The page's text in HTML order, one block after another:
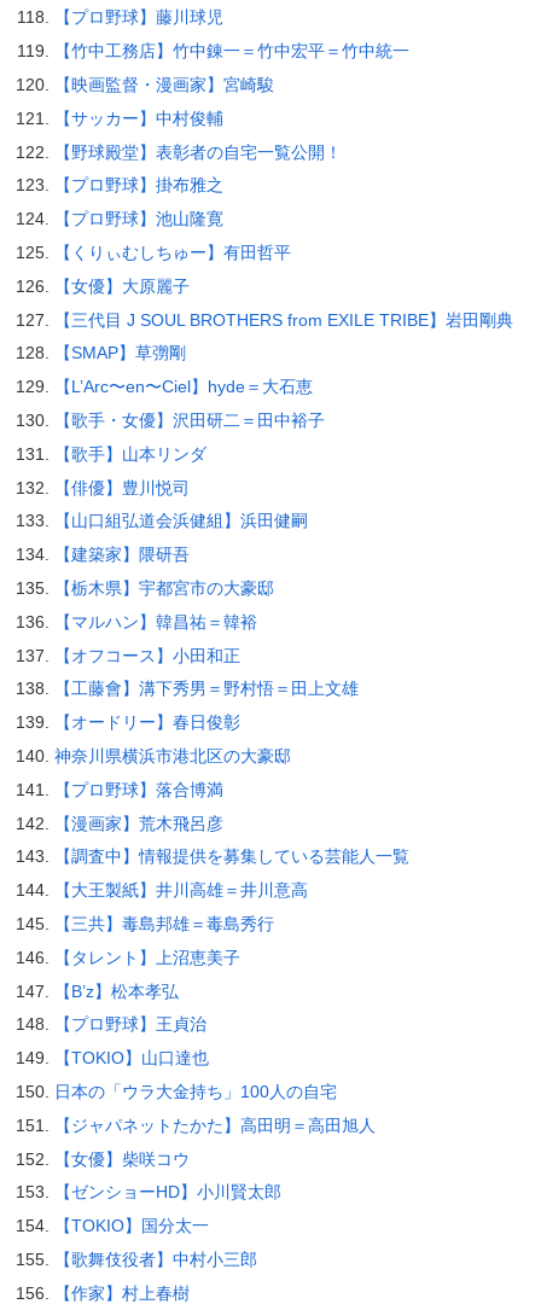
【プロ野球】藤川球児
【竹中工務店】竹中錬一＝竹中宏平＝竹中統一
【映画監督・漫画家】宮崎駿
【サッカー】中村俊輔
【野球殿堂】表彰者の自宅一覧公開！
【プロ野球】掛布雅之
【プロ野球】池山隆寛
【くりぃむしちゅー】有田哲平
【女優】大原麗子
【三代目 J SOUL BROTHERS from EXILE TRIBE】岩田剛典
【SMAP】草彅剛
【L’Arc〜en〜Ciel】hyde＝大石恵
【歌手・女優】沢田研二＝田中裕子
【歌手】山本リンダ
【俳優】豊川悦司
【山口組弘道会浜健組】浜田健嗣
【建築家】隈研吾
【栃木県】宇都宮市の大豪邸
【マルハン】韓昌祐＝韓裕
【オフコース】小田和正
【工藤會】溝下秀男＝野村悟＝田上文雄
【オードリー】春日俊彰
神奈川県横浜市港北区の大豪邸
【プロ野球】落合博満
【漫画家】荒木飛呂彦
【調査中】情報提供を募集している芸能人一覧
【大王製紙】井川高雄＝井川意高
【三共】毒島邦雄＝毒島秀行
【タレント】上沼恵美子
【B’z】松本孝弘
【プロ野球】王貞治
【TOKIO】山口達也
日本の「ウラ大金持ち」100人の自宅
【ジャパネットたかた】高田明＝高田旭人
【女優】柴咲コウ
【ゼンショーHD】小川賢太郎
【TOKIO】国分太一
【歌舞伎役者】中村小三郎
【作家】村上春樹